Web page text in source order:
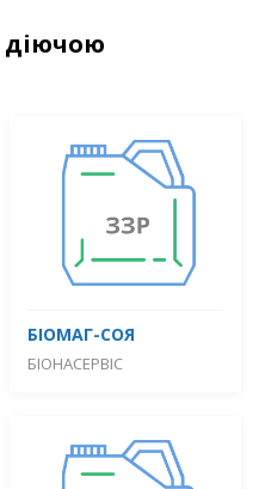
діючою
БІОМАГ-СОЯ
БІОНАСЕРВІС